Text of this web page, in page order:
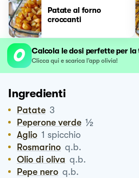
Patate al forno
croccanti
Calcola le dosi perfette per la
Clicca qui e scarica l’app olivia!
Ingredienti
Patate 3
Peperone verde ½
Aglio 1 spicchio
Rosmarino q.b.
Olio di oliva q.b.
Pepe nero q.b.